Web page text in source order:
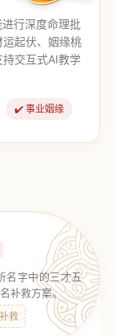
行深度命理批
起伏、姻缘桃
交互式AI教学
✔️ 事业姻缘
名字中的三才五
补救方案。
救